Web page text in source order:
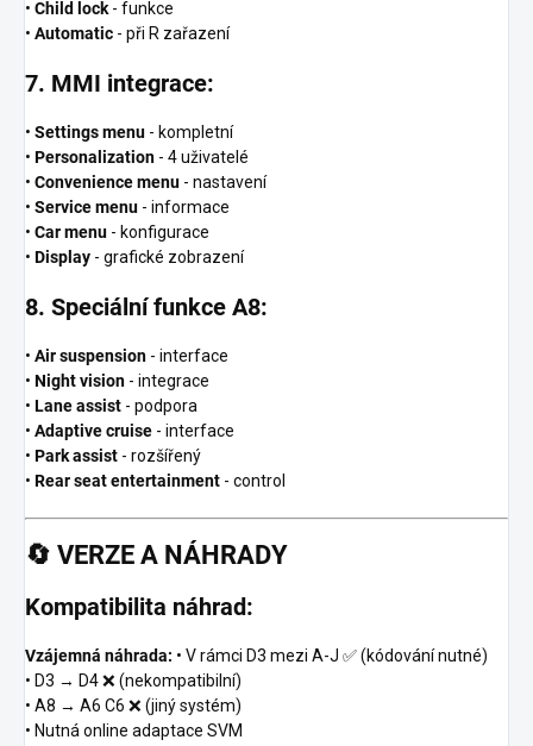
• Child lock - funkce
• Automatic - při R zařazení
7. MMI integrace:
• Settings menu - kompletní
• Personalization - 4 uživatelé
• Convenience menu - nastavení
• Service menu - informace
• Car menu - konfigurace
• Display - grafické zobrazení
8. Speciální funkce A8:
• Air suspension - interface
• Night vision - integrace
• Lane assist - podpora
• Adaptive cruise - interface
• Park assist - rozšířený
• Rear seat entertainment - control
🔄 VERZE A NÁHRADY
Kompatibilita náhrad:
Vzájemná náhrada: • V rámci D3 mezi A-J ✅ (kódování nutné)
• D3 → D4 ❌ (nekompatibilní)
• A8 → A6 C6 ❌ (jiný systém)
• Nutná online adaptace SVM